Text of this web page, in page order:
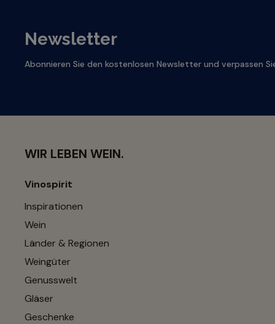
Newsletter
Abonnieren Sie den kostenlosen Newsletter und verpassen
WIR LEBEN WEIN.
Vinospirit
Inspirationen
Wein
Länder & Regionen
Weingüter
Genusswelt
Gläser
Geschenke